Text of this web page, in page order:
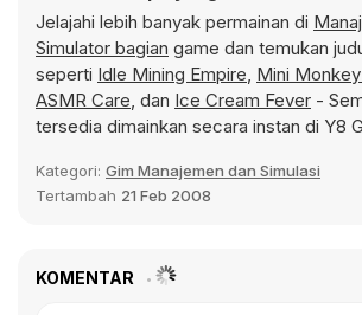
Jelajahi lebih banyak permainan di
Simulator bagian game dan temukan
seperti Idle Mining Empire, Mini
ASMR Care, dan Ice Cream Fever -
tersedia dimainkan secara instan di Y8
Kategori: Gim Manajemen dan Simulasi
Tertambah 21 Feb 2008
KOMENTAR